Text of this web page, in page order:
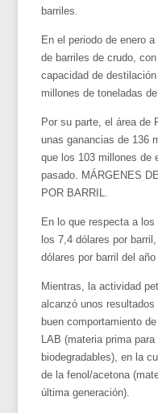
barriles.
En el periodo de enero
de barriles de crudo,
capacidad de
millones de toneladas
Por su parte, el área de
unas ganancias de 136
que los 103 millones de
pasado. MÁRGENES
POR BARRIL.
En lo que respecta a
los 7,4 dólares por
dólares por barril del año
Mientras, la actividad
alcanzó unos
buen comportamiento
LAB (materia prima
biodegradables), en la
de la fenol/acetona
última generación).